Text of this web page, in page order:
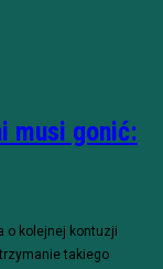
musi gonić:
o kolejnej kontuzji
takiego